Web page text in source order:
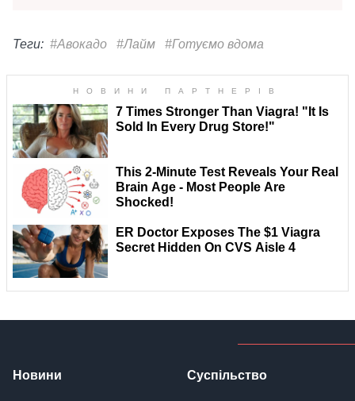
Теги: #Авокадо #Лайм #Готуємо вдома
Новини Суспільство